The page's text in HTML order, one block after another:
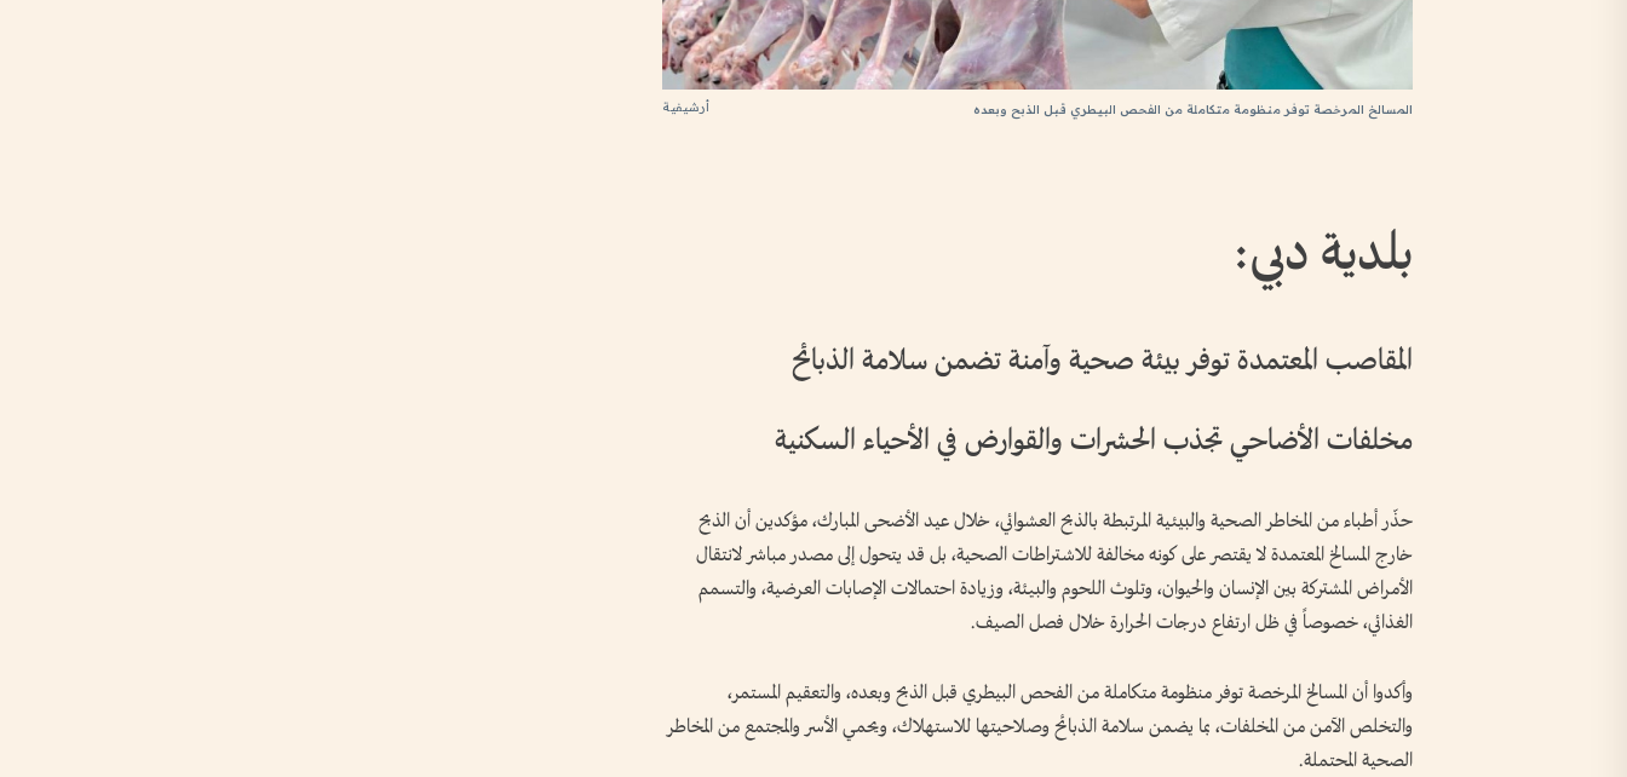
أرشيفية المسالخ المرخصة توفر منظومة متكاملة من الفحص البيطري قبل الذبح وبعده
بلدية دبي:
المقاصب المعتمدة توفر بيئة صحية وآمنة تضمن سلامة الذبائح
مخلفات الأضاحي تجذب الحشرات والقوارض في الأحياء السكنية
حذّر أطباء من المخاطر الصحية والبيئية المرتبطة بالذبح العشوائي، خلال عيد الأضحى المبارك، مؤكدين أن الذبح
خارج المسالخ المعتمدة لا يقتصر على كونه مخالفة للاشتراطات الصحية، بل قد يتحول إلى مصدر مباشر لانتقال
الأمراض المشتركة بين الإنسان والحيوان، وتلوث اللحوم والبيئة، وزيادة احتمالات الإصابات العرضية، والتسمم
الغذائي، خصوصاً في ظل ارتفاع درجات الحرارة خلال فصل الصيف.
وأكدوا أن المسالخ المرخصة توفر منظومة متكاملة من الفحص البيطري قبل الذبح وبعده، والتعقيم المستمر،
والتخلص الآمن من المخلفات، بما يضمن سلامة الذبائح وصلاحيتها للاستهلاك، ويحمي الأسر والمجتمع من المخاطر
الصحية المحتملة.